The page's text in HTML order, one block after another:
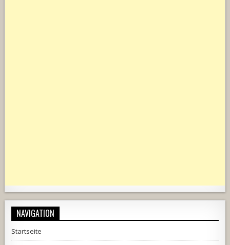
NAVIGATION
Startseite